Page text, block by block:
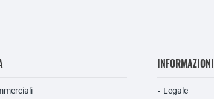
INFORMAZIONI
Legale